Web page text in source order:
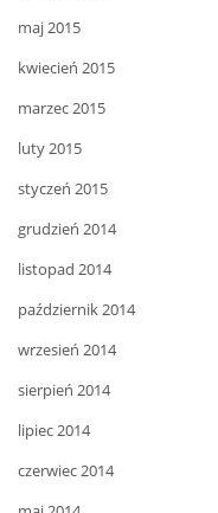
maj 2015
kwiecień 2015
marzec 2015
luty 2015
styczeń 2015
grudzień 2014
listopad 2014
październik 2014
wrzesień 2014
sierpień 2014
lipiec 2014
czerwiec 2014